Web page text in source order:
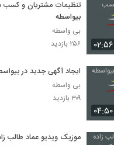
۰۲:۵۶
تنظیمات مشتریان و کسب
بیواسطه
بی واسطه
۲۵۶ بازدید
۰۴:۵۰
ایجاد آگهی جدید در
بی واسطه
۳۰۹ بازدید
موزیک ویدیو عماد طالب